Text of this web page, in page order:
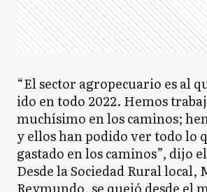
“El sector agropecuario es al
ido en todo 2022. Hemos
muchísimo en los caminos;
y ellos han podido ver todo lo
gastado en los caminos”, dijo
Desde la Sociedad Rural local,
Reymundo, se quejó desde el